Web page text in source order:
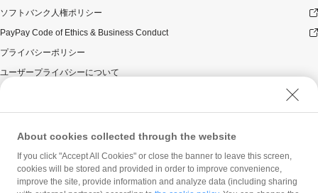
ソフトバンク人権ポリシー
PayPay Code of Ethics & Business Conduct
プライバシーポリシー
ユーザープライバシーについて
ウェブサイト利用規約
反社会的勢力に対する方針
勧誘方針
マネロン等基本方針
About cookies collected through the website
If you click "Accept All Cookies" or close the banner to leave this screen,
cookies will be stored and provided in order to improve convenience,
improve the site, provide information and analyze data (including sharing